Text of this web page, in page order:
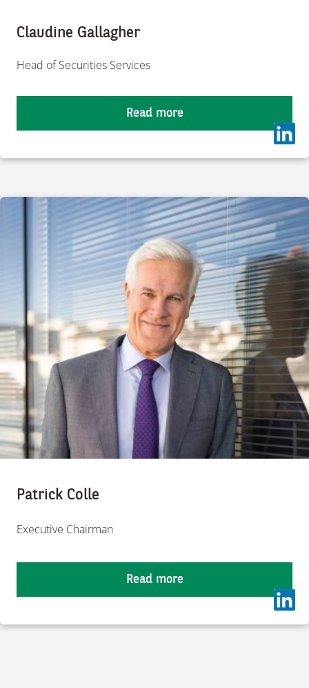
Claudine Gallagher
Head of Securities Services
Read more
Patrick Colle
Executive Chairman
Read more